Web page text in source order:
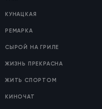
КУНАЦКАЯ
РЕМАРКА
СЫРОЙ НА ГРИЛЕ
ЖИЗНЬ ПРЕКРАСНА
ЖИТЬ СПОРТОМ
КИНОЧАТ